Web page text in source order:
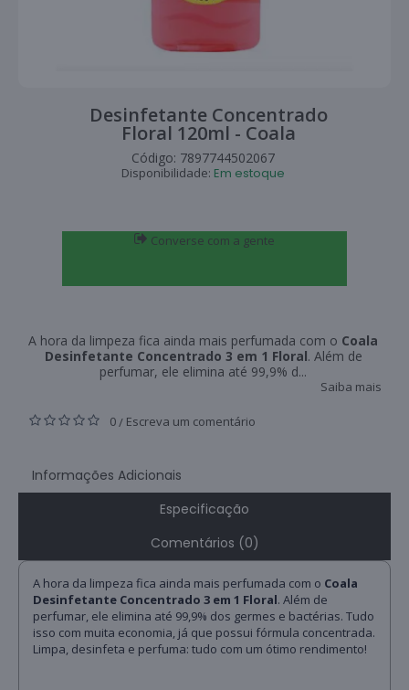
Desinfetante Concentrado
Floral 120ml - Coala
Código: 7897744502067
Disponibilidade: Em estoque
Converse com a gente
A hora da limpeza fica ainda mais perfumada com o Coala
Desinfetante Concentrado 3 em 1 Floral. Além de
perfumar, ele elimina até 99,9% d...
Saiba mais
0 / Escreva um comentário
Informações Adicionais
Especificação
Comentários (0)
A hora da limpeza fica ainda mais perfumada com o Coala
Desinfetante Concentrado 3 em 1 Floral. Além de
perfumar, ele elimina até 99,9% dos germes e bactérias. Tudo
isso com muita economia, já que possui fórmula concentrada.
Limpa, desinfeta e perfuma: tudo com um ótimo rendimento!